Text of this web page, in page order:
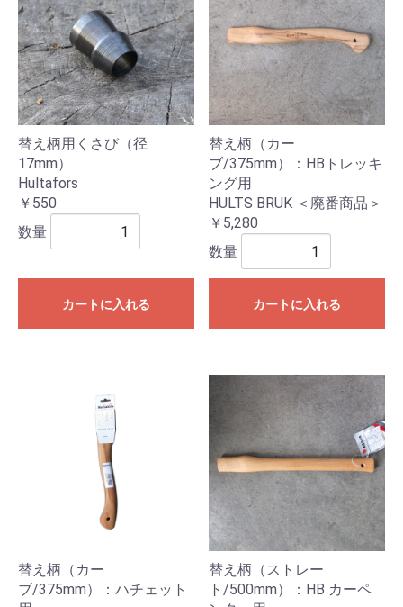
替え柄用くさび（径
17mm）
Hultafors
￥550
数量
カートに入れる
替え柄（カー
ブ/375mm）：HBトレッキ
ング用
HULTS BRUK ＜廃番商品＞
￥5,280
数量
カートに入れる
替え柄（カー
ブ/375mm）：ハチェット
替え柄（ストレー
ト/500mm）：HB カーペ